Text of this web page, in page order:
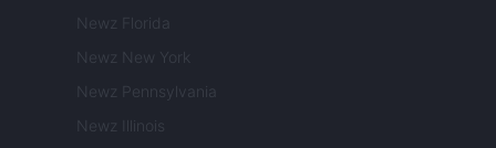
Newz Florida
Newz New York
Newz Pennsylvania
Newz Illinois